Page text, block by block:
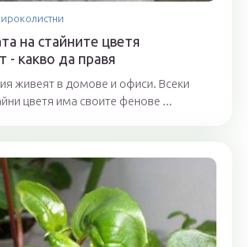
на стайните цветя
- какво да правя
живеят в домове и офиси. Всеки
цветя има своите фенове ...